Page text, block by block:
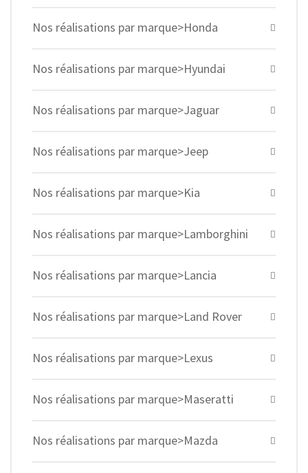
Nos réalisations par marque>Honda
Nos réalisations par marque>Hyundai
Nos réalisations par marque>Jaguar
Nos réalisations par marque>Jeep
Nos réalisations par marque>Kia
Nos réalisations par marque>Lamborghini
Nos réalisations par marque>Lancia
Nos réalisations par marque>Land Rover
Nos réalisations par marque>Lexus
Nos réalisations par marque>Maseratti
Nos réalisations par marque>Mazda